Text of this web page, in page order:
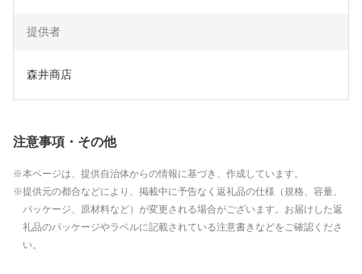
提供者
森井商店
注意事項・その他
本ページは、提供自治体からの情報に基づき、作成しています。
提供元の都合などにより、掲載中に予告なく返礼品の仕様（規格、容量、
パッケージ、原材料など）が変更される場合がございます。お届けした返
礼品のパッケージやラベルに記載されている注意書きなどをご確認くださ
い。